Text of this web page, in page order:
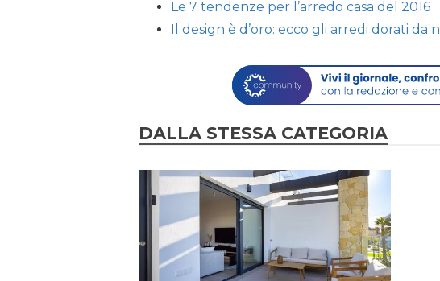
Le 7 tendenze per l’arredo casa del 2016
Il design è d’oro: ecco gli arredi dorati da
DALLA STESSA CATEGORIA